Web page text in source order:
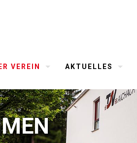
VEREIN AKTUELLES